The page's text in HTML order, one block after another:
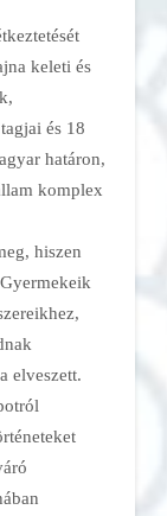
keleti és
és 18
határon,
komplex
hiszen
elveszett.